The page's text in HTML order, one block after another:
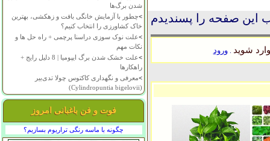
شدن برگ‌ها
>چطور با آزمایش خانگی بافت و زهکشی، بهترین
خاک کشاورزی را انتخاب کنیم؟
>علت نوک سوزی دراسنا پرچمی + راه حل ها و
نکات مهم
>
علت خشک شدن برگ ایپومیا | 8 دلیل رایج +
راهکارها
>معرفی و نگهداری کاکتوس چولا تدی‌بیر
(Cylindropuntia bigelovii)
فوت و فن باغبانی امروز
چگونه با ماسه رنگی تراریوم بسازیم؟
این صفحه را پسندیدم
شوید .ورود